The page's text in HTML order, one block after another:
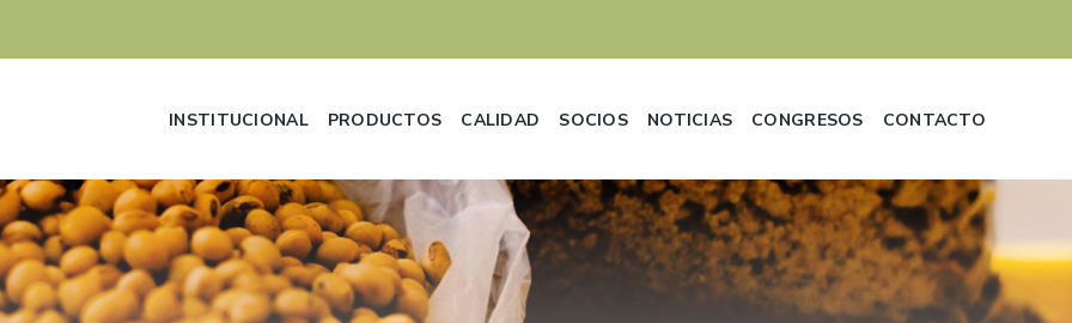
INSTITUCIONAL PRODUCTOS CALIDAD SOCIOS NOTICIAS CONGRESOS CONTACTO